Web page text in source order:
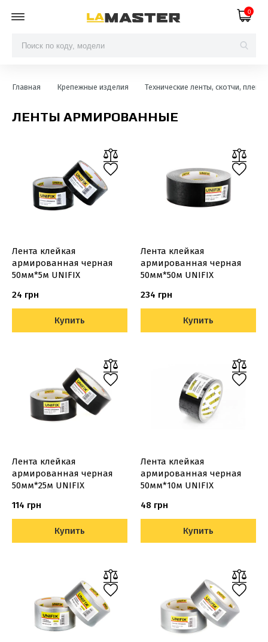
0
Главная Крепежные изделия Технические ленты, скотчи, пленки
ЛЕНТЫ АРМИРОВАННЫЕ
Лента клейкая
армированная черная
50мм*5м UNIFIX
24 грн
Купить
Лента клейкая
армированная черная
50мм*50м UNIFIX
234 грн
Купить
Лента клейкая
армированная черная
50мм*25м UNIFIX
114 грн
Купить
Лента клейкая
армированная черная
50мм*10м UNIFIX
48 грн
Купить